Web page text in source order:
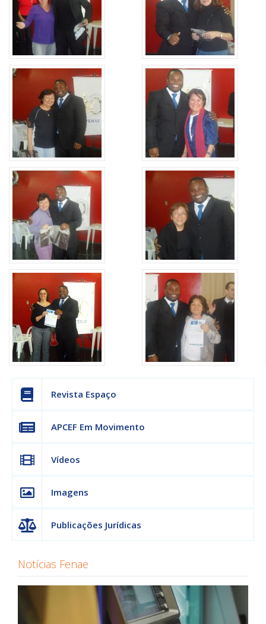
Revista Espaço
APCEF Em Movimento
Vídeos
Imagens
Publicações Jurídicas
Notícias Fenae